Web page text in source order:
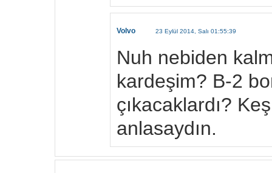
Volvo 23 Eylül 2014, Salı 01:55:39
Nuh nebiden
kardeşim? B-2
çıkacaklardı?
anlasaydın.